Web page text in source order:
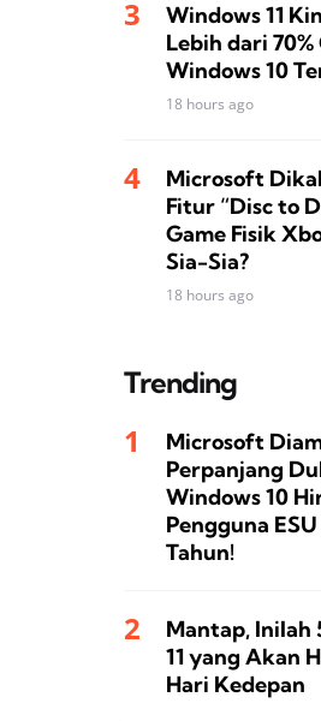
Windows 11
Lebih dari
Windows 10
18 hours ago
Microsoft
Fitur “Disc to
Game Fisik
Sia-Sia?
18 hours ago
Trending
Microsoft
Perpanjang
Windows 10
Pengguna
Tahun!
Mantap, Inilah
11 yang Akan
Hari Kedepan